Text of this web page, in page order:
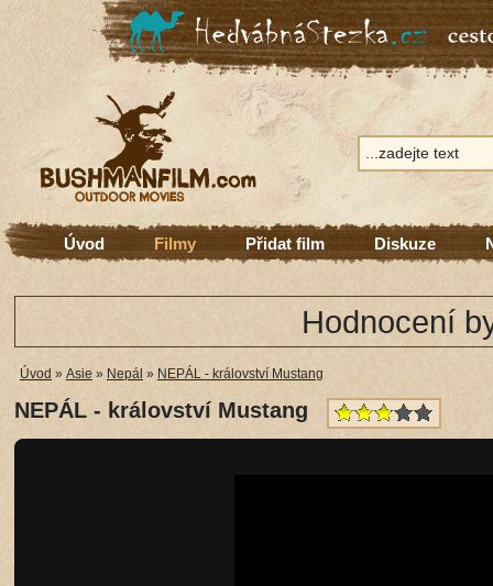
Úvod Filmy Přidat film Diskuze
Hodnocení
Úvod » Asie » Nepál » NEPÁL - království Mustang
NEPÁL - království Mustang